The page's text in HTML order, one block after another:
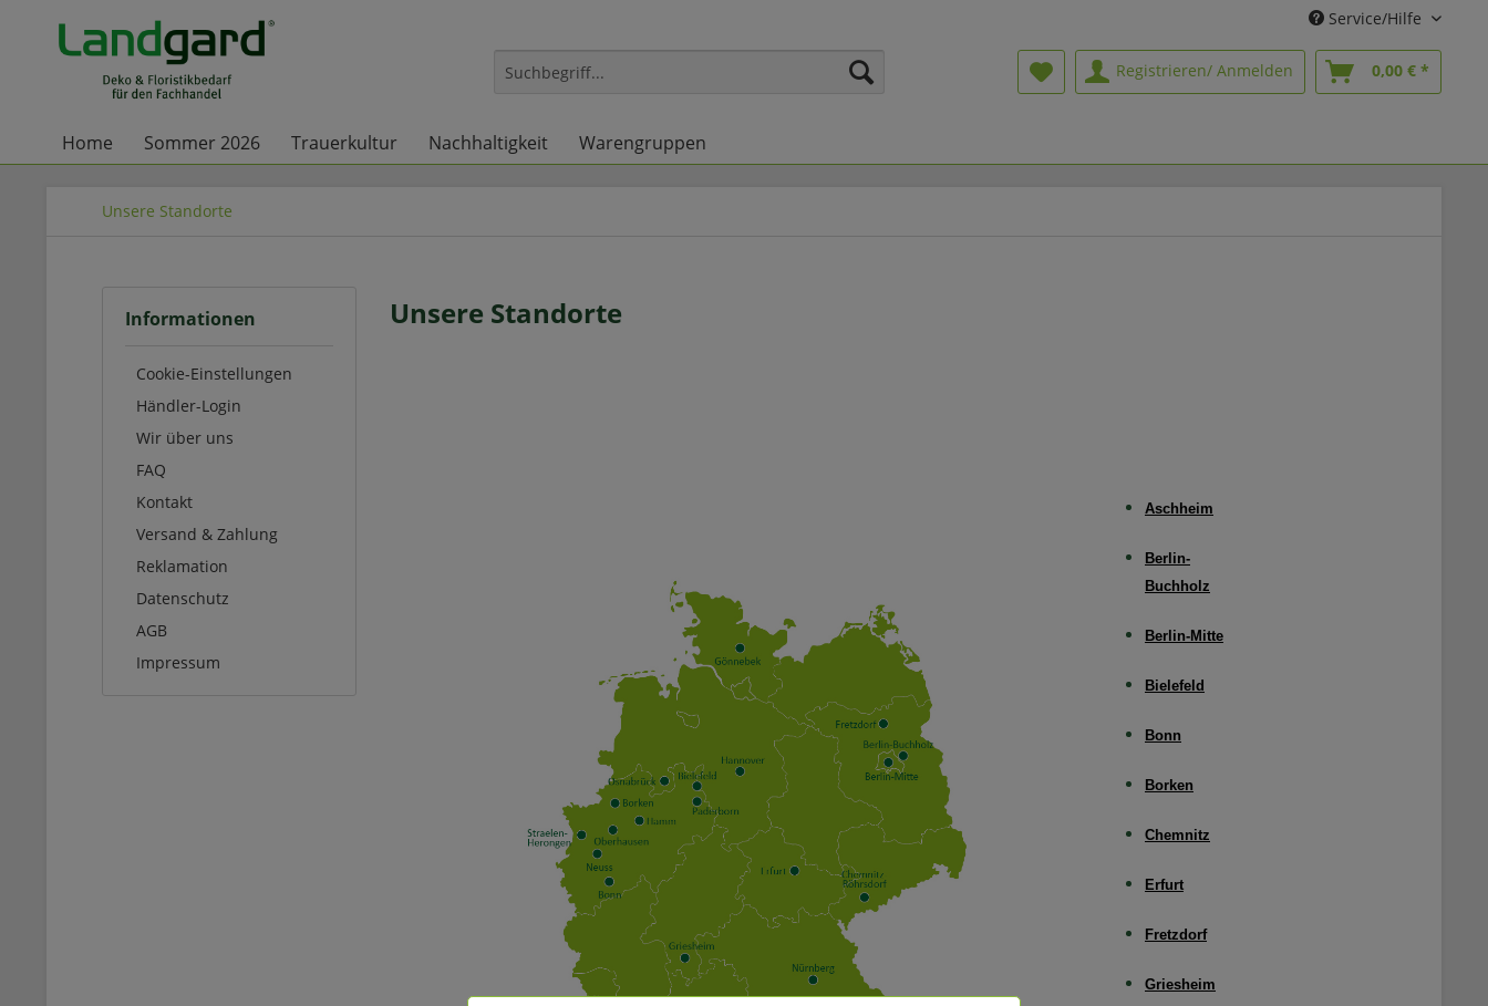
Service/Hilfe
Registrieren/ Anmelden 0,00 € *
Home Sommer 2026 Trauerkultur Nachhaltigkeit Warengruppen
Unsere Standorte
Informationen
Cookie-Einstellungen
Händler-Login
Wir über uns
FAQ
Kontakt
Versand & Zahlung
Reklamation
Datenschutz
AGB
Impressum
Unsere Standorte
Aschheim
Berlin-
Buchholz
Berlin-Mitte
Bielefeld
Bonn
Borken
Chemnitz
Erfurt
Fretzdorf
Griesheim